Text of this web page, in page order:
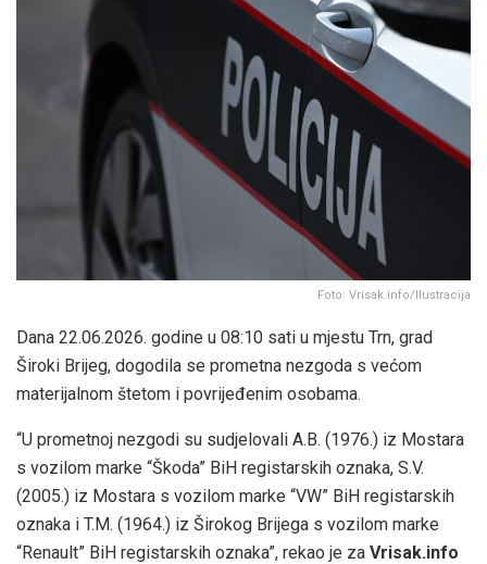
Foto: Vrisak.info/Ilustracija
Dana 22.06.2026. godine u 08:10 sati u mjestu Trn, grad
Široki Brijeg, dogodila se prometna nezgoda s većom
materijalnom štetom i povrijeđenim osobama.
“U prometnoj nezgodi su sudjelovali A.B. (1976.) iz Mostara
s vozilom marke “Škoda” BiH registarskih oznaka, S.V.
(2005.) iz Mostara s vozilom marke “VW” BiH registarskih
oznaka i T.M. (1964.) iz Širokog Brijega s vozilom marke
“Renault” BiH registarskih oznaka”, rekao je za Vrisak.info